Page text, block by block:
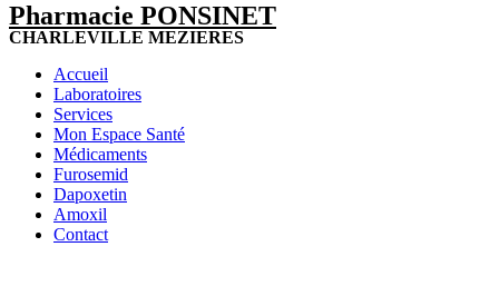
Pharmacie PONSINET
CHARLEVILLE MEZIERES
Accueil
Laboratoires
Services
Mon Espace Santé
Médicaments
Furosemid
Dapoxetin
Amoxil
Contact